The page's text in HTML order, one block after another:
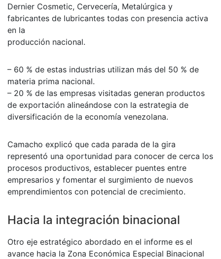
Dernier Cosmetic, Cervecería, Metalúrgica y
fabricantes de lubricantes todas con presencia activa
en la
producción nacional.
– 60 % de estas industrias utilizan más del 50 % de
materia prima nacional.
– 20 % de las empresas visitadas generan productos
de exportación alineándose con la estrategia de
diversificación de la economía venezolana.
Camacho explicó que cada parada de la gira
representó una oportunidad para conocer de cerca los
procesos productivos, establecer puentes entre
empresarios y fomentar el surgimiento de nuevos
emprendimientos con potencial de crecimiento.
Hacia la integración binacional
Otro eje estratégico abordado en el informe es el
avance hacia la Zona Económica Especial Binacional